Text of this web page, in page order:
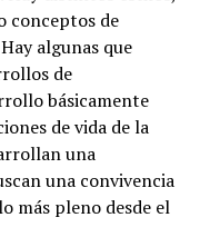
conceptos de
algunas que
de
básicamente
de vida de la
una
una convivencia
más pleno desde el